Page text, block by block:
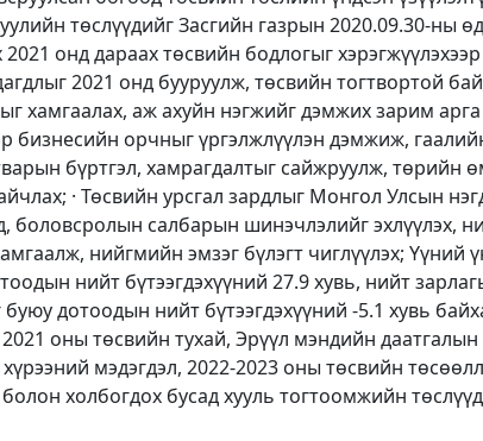
төслүүдийг Засгийн газрын 2020.09.30-
онд дараах төсвийн бодлогыг
2021 онд бууруулж, төсвийн тогтвортой
хамгаалах, аж ахуйн нэгжийг дэмжих зарим
бизнесийн орчныг үргэлжлүүлэн дэмжиж,
бүртгэл, хамрагдалтыг сайжруулж,
· Төсвийн урсгал зардлыг Монгол Улсын
салбарын шинэчлэлийг эхлүүлэх,
нийгмийн эмзэг бүлэгт чиглүүлэх; Үүний
нийт бүтээгдэхүүний 27.9 хувь, нийт
дотоодын нийт бүтээгдэхүүний -5.1 хувь
оны төсвийн тухай, Эрүүл мэндийн
мэдэгдэл, 2022-2023 оны төсвийн
холбогдох бусад хууль тогтоомжийн